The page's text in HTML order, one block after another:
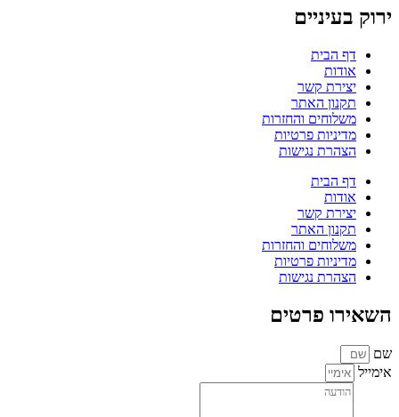
ירוק בעיניים
דף הבית
אודות
יצירת קשר
תקנון האתר
משלוחים והחזרות
מדיניות פרטיות
הצהרת נגישות
דף הבית
אודות
יצירת קשר
תקנון האתר
משלוחים והחזרות
מדיניות פרטיות
הצהרת נגישות
השאירו פרטים
שם
אימייל